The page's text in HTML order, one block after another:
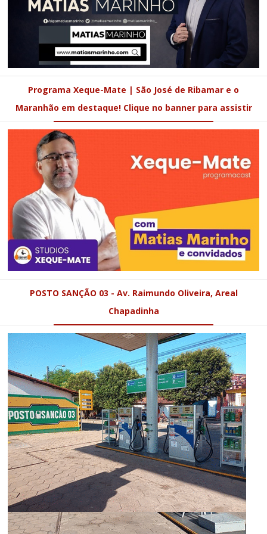
Programa Xeque-Mate | São José de Ribamar e o
Maranhão em destaque! Clique no banner para assistir
POSTO SANÇÃO 03 - Av. Raimundo Oliveira, Areal
Chapadinha